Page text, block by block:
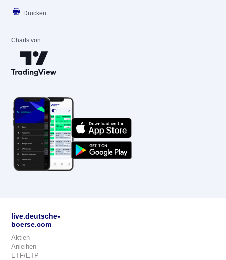
Drucken
Charts von
live.deutsche-
boerse.com
Aktien
Anleihen
ETF/ETP